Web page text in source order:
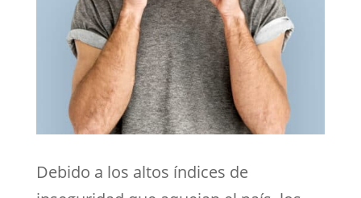
Debido a los altos índices de